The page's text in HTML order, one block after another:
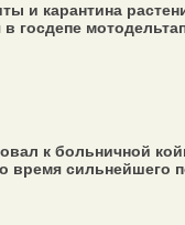
и карантина
к больничной
время